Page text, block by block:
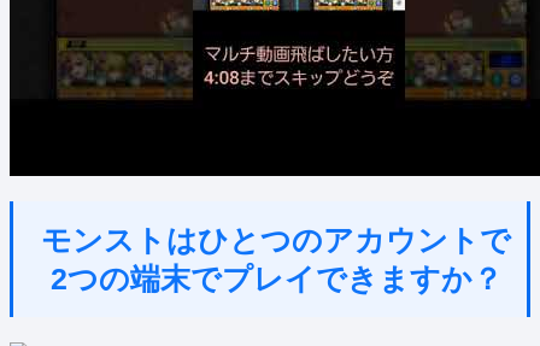
モンストはひとつのアカウントで
2つの端末でプレイできますか？